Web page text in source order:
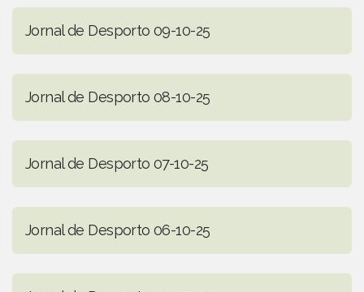
Jornal de Desporto 09-10-25
Jornal de Desporto 08-10-25
Jornal de Desporto 07-10-25
Jornal de Desporto 06-10-25